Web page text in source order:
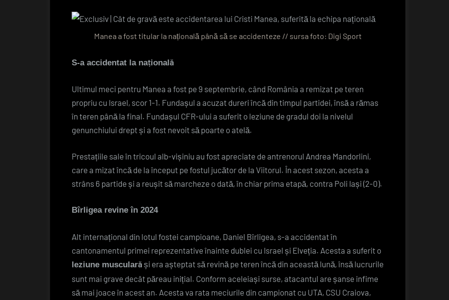
joacă
Manea a fost titular la națională până să se accidenteze // sursa foto: Digi Sport
S-a accidentat la națională
Ultimul meci pentru Manea a fost pe 9 septembrie, când România a remizat pe teren
propriu cu Israel, scor 1-1. Fundașul a acuzat dureri încă din timpul partidei, însă a rămas
în teren până la final. Fundașul CFR-ului a suferit o leziune de gradul doi la nivelul
genunchiului drept și a fost nevoit să poarte o atelă.
Prestațiile sale în tricoul alb-vișiniu au fost apreciate de antrenorul Andrea Mandorlini,
care a mizat încă de la început pe fostul jucător de la Viitorul. În acest sezon, acesta a
strâns 6 partide și a reușit să marcheze o dată, în chiar prima etapă, contra Poli Iași (2-0).
Bîrligea revine în 2024
Alt internațional din lotul fostei campioane, Daniel Bîrligea, s-a accidentat în
cantonamentul primei reprezentative înainte dublei cu Israel și Elveția. Acesta a suferit o
leziune musculară și era așteptat să revină pe teren încă din această lună, însă lucrurile
sunt mai grave decât păreau inițial. Conform aceleiași surse, atacantul are șanse infime
să mai joace în acest an. Acesta va rata meciurile din campionat cu UTA, CSU Craiova,